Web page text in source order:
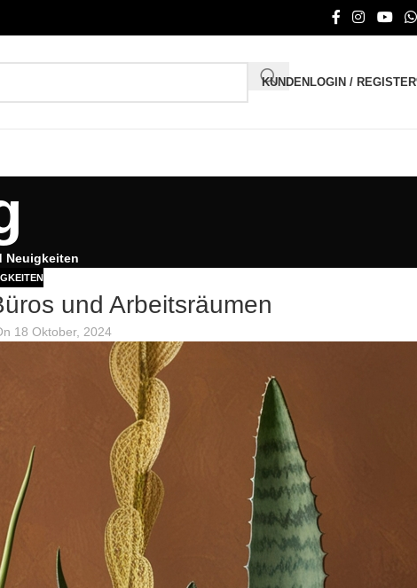
KUNDENLOGIN / REGISTER
Neuigkeiten
und Arbeitsräumen
18 Oktober, 2024